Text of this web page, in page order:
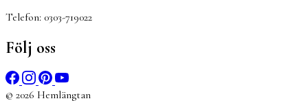
Telefon: 0303-719022
Följ oss
© 2026 Hemlängtan